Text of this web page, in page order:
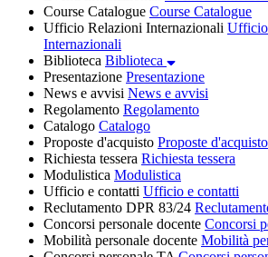
Course Catalogue Course Catalogue
Ufficio Relazioni Internazionali
Internazionali
Biblioteca Biblioteca
Presentazione Presentazione
News e avvisi News e avvisi
Regolamento Regolamento
Catalogo Catalogo
Proposte d'acquisto Proposte d'acquisto
Richiesta tessera Richiesta tessera
Modulistica Modulistica
Ufficio e contatti Ufficio e contatti
Reclutamento DPR 83/24
Concorsi personale docente Concorsi
Mobilità personale docente Mobilità